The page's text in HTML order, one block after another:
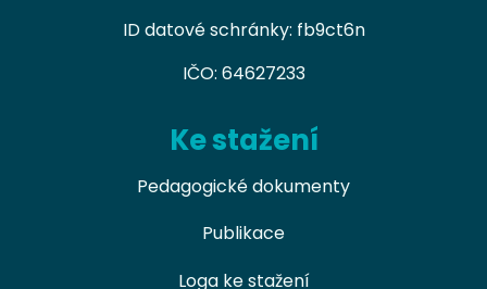
ID datové schránky: fb9ct6n
IČO: 64627233
Ke stažení
Pedagogické dokumenty
Publikace
Loga ke stažení